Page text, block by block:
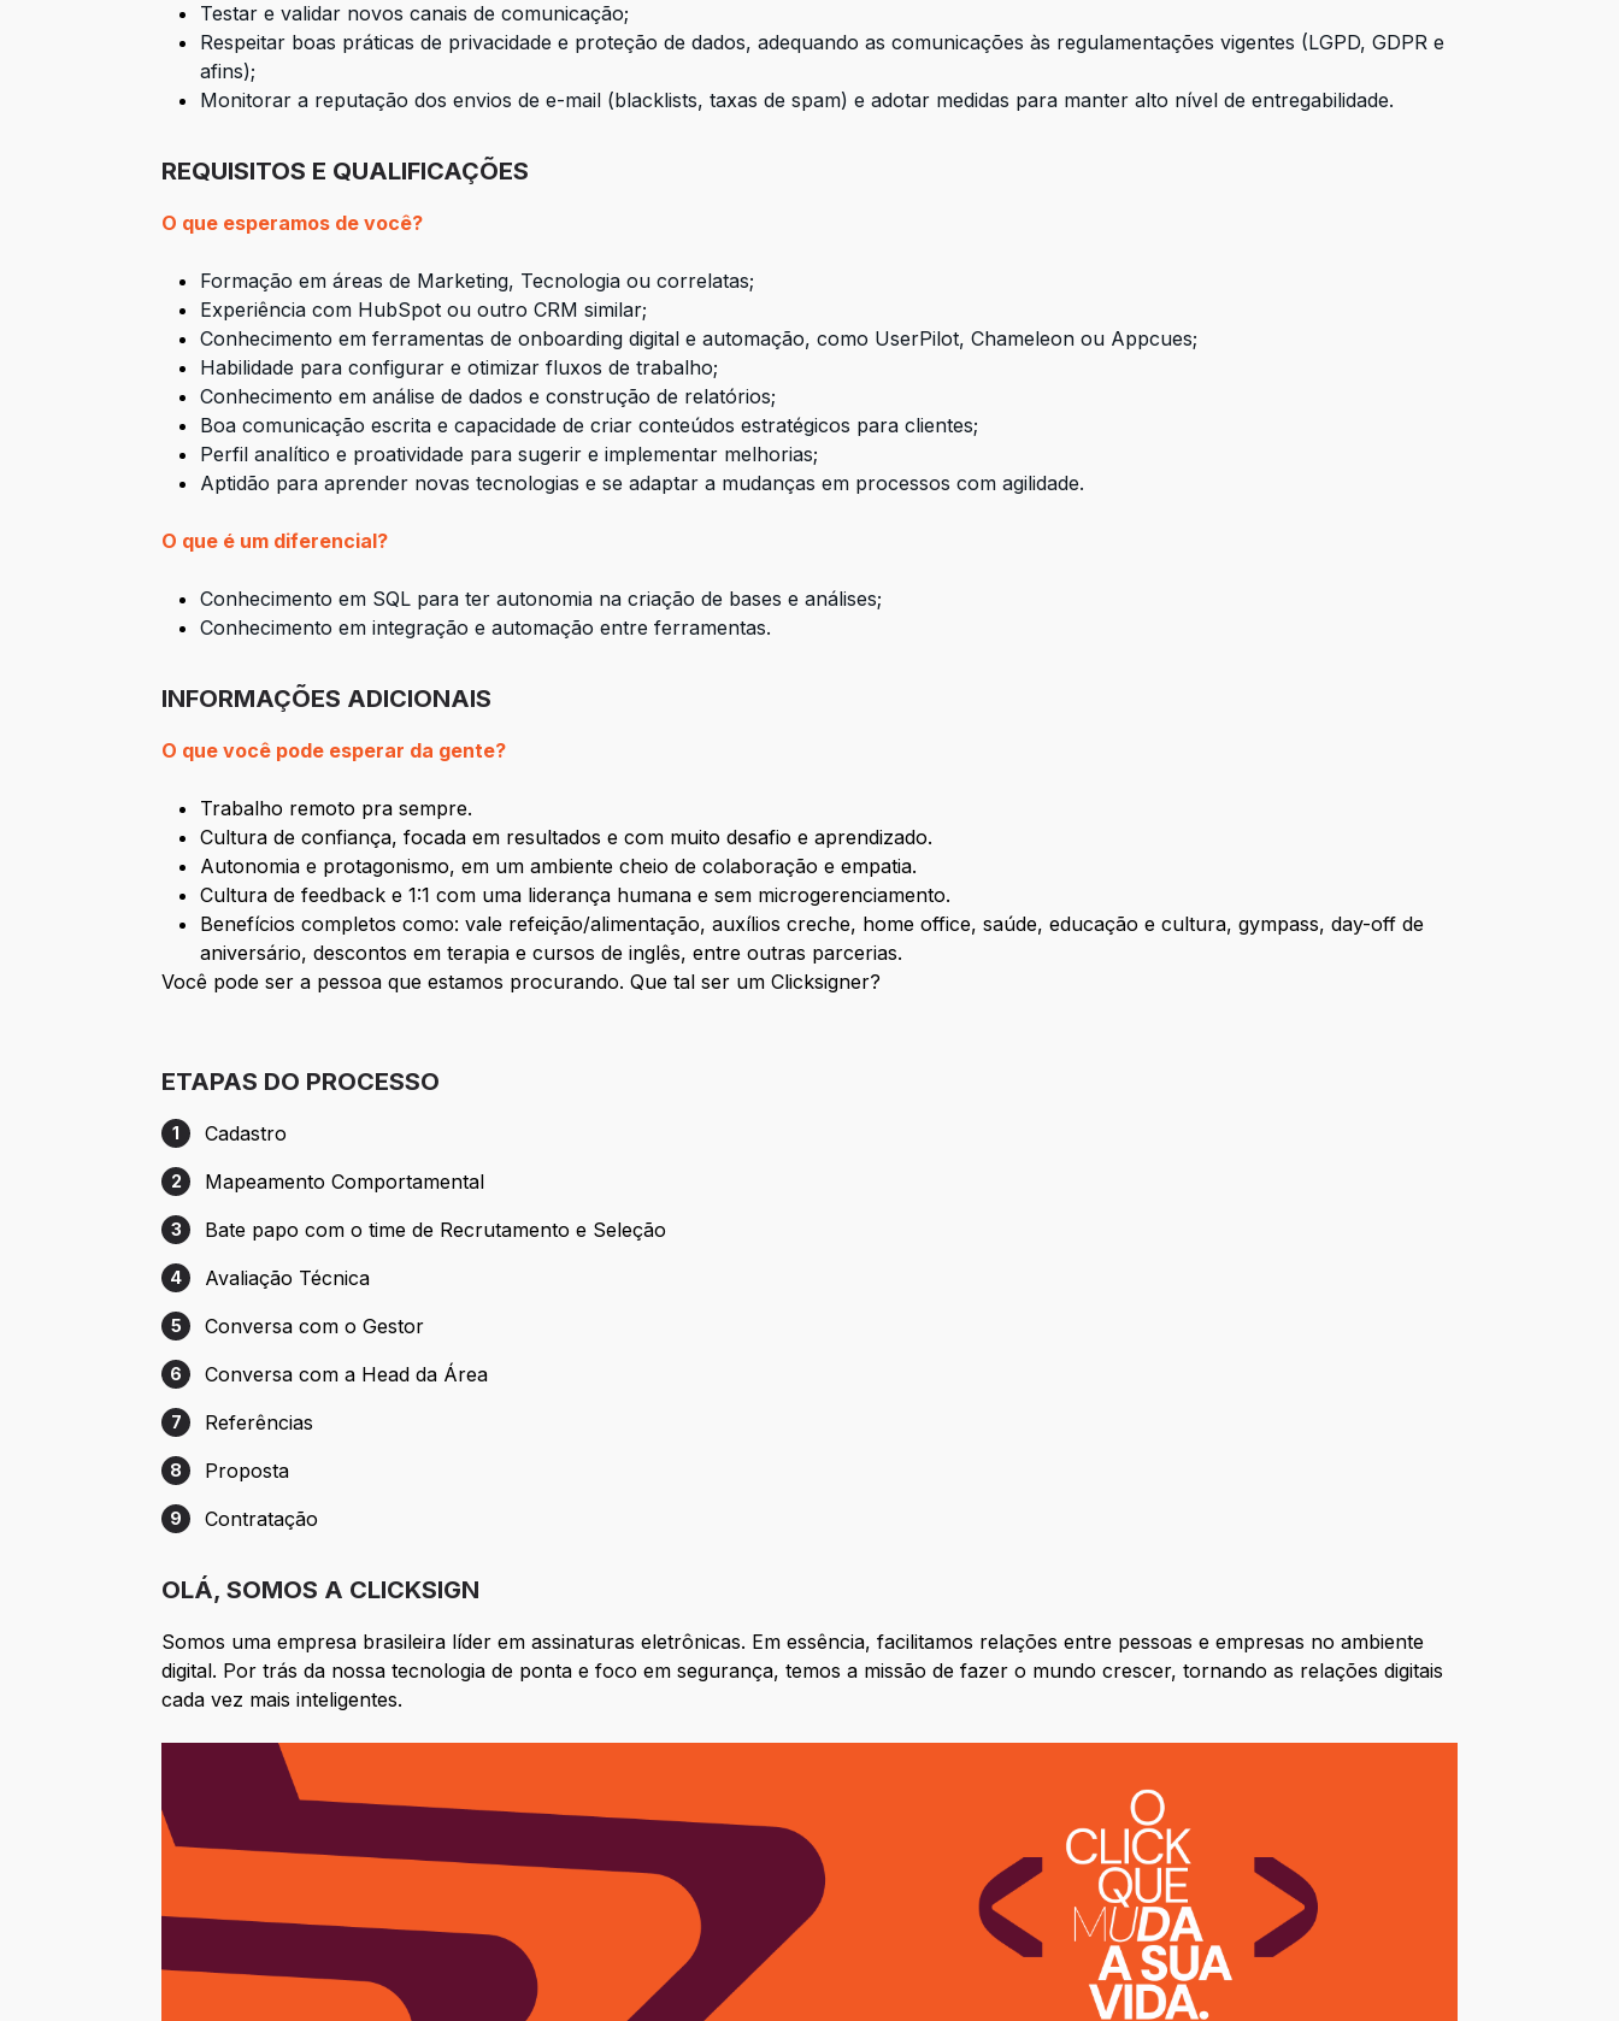
Testar e validar novos canais de comunicação;
Respeitar boas práticas de privacidade e proteção de dados, adequando as comunicações às regulamentações vigentes (LGPD, GDPR e
afins);
Monitorar a reputação dos envios de e-mail (blacklists, taxas de spam) e adotar medidas para manter alto nível de entregabilidade.
REQUISITOS E QUALIFICAÇÕES
O que esperamos de você?
Formação em áreas de Marketing, Tecnologia ou correlatas;
Experiência com HubSpot ou outro CRM similar;
Conhecimento em ferramentas de onboarding digital e automação, como UserPilot, Chameleon ou Appcues;
Habilidade para configurar e otimizar fluxos de trabalho;
Conhecimento em análise de dados e construção de relatórios;
Boa comunicação escrita e capacidade de criar conteúdos estratégicos para clientes;
Perfil analítico e proatividade para sugerir e implementar melhorias;
Aptidão para aprender novas tecnologias e se adaptar a mudanças em processos com agilidade.
O que é um diferencial?
Conhecimento em SQL para ter autonomia na criação de bases e análises;
Conhecimento em integração e automação entre ferramentas.
INFORMAÇÕES ADICIONAIS
O que você pode esperar da gente?
Trabalho remoto pra sempre.
Cultura de confiança, focada em resultados e com muito desafio e aprendizado.
Autonomia e protagonismo, em um ambiente cheio de colaboração e empatia.
Cultura de feedback e 1:1 com uma liderança humana e sem microgerenciamento.
Benefícios completos como: vale refeição/alimentação, auxílios creche, home office, saúde, educação e cultura, gympass, day-off de
aniversário, descontos em terapia e cursos de inglês, entre outras parcerias.
Você pode ser a pessoa que estamos procurando. Que tal ser um Clicksigner?
ETAPAS DO PROCESSO
Etapa 1: Cadastro
1 Cadastro
Etapa 2: Mapeamento Comportamental
2 Mapeamento Comportamental
Etapa 3: Bate papo com o time de Recrutamento e Seleção
3 Bate papo com o time de Recrutamento e Seleção
Etapa 4: Avaliação Técnica
4 Avaliação Técnica
Etapa 5: Conversa com o Gestor
5 Conversa com o Gestor
Etapa 6: Conversa com a Head da Área
6 Conversa com a Head da Área
Etapa 7: Referências
7 Referências
Etapa 8: Proposta
8 Proposta
Etapa 9: Contratação
9 Contratação
OLÁ, SOMOS A CLICKSIGN
Somos uma empresa brasileira líder em assinaturas eletrônicas. Em essência, facilitamos relações entre pessoas e empresas no ambiente
digital. Por trás da nossa tecnologia de ponta e foco em segurança, temos a missão de fazer o mundo crescer, tornando as relações digitais
cada vez mais inteligentes.